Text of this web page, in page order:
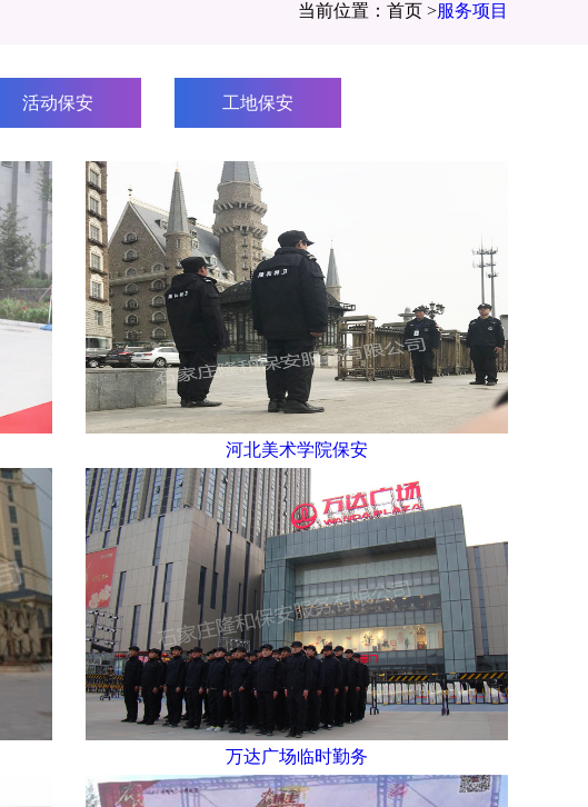
当前位置：首页 >服务项目
活动保安 工地保安
河北美术学院保安
万达广场临时勤务